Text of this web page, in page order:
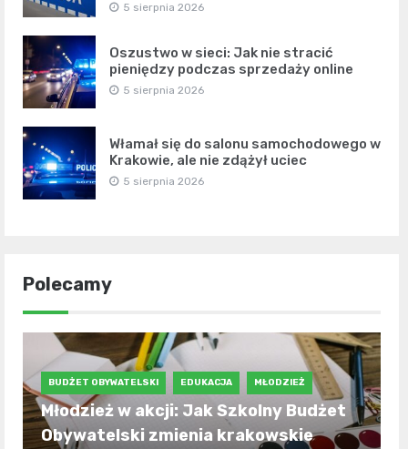
5 sierpnia 2026
Oszustwo w sieci: Jak nie stracić
pieniędzy podczas sprzedaży online
5 sierpnia 2026
Włamał się do salonu samochodowego w
Krakowie, ale nie zdążył uciec
5 sierpnia 2026
Polecamy
BUDŻET OBYWATELSKI EDUKACJA MŁODZIEŻ
Młodzież w akcji: Jak Szkolny Budżet
Obywatelski zmienia krakowskie